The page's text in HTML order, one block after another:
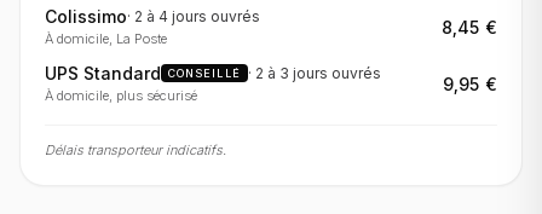
Colissimo· 2 à 4 jours ouvrés
À domicile, La Poste
8,45 €
UPS Standard CONSEILLÉ · 2 à 3 jours ouvrés
À domicile, plus sécurisé
9,95 €
Délais transporteur indicatifs.